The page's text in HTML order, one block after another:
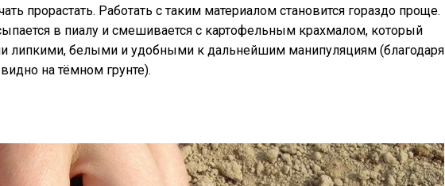
прорастать. Работать с таким материалом становится гораздо проще.
в пиалу и смешивается с картофельным крахмалом, который
липкими, белыми и удобными к дальнейшим манипуляциям (благодаря
на тёмном грунте).